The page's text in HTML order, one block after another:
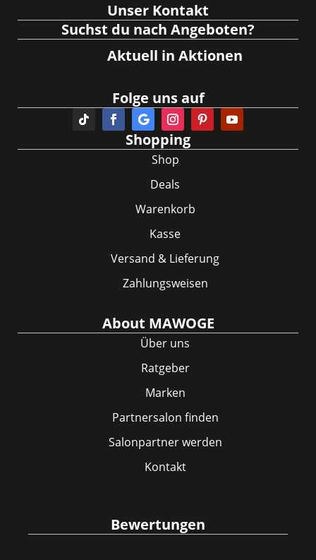
Unser Kontakt
Suchst du nach Angeboten?
Aktuell in Aktionen
Folge uns auf
Shopping
Shop
Deals
Warenkorb
Kasse
Versand & Lieferung
Zahlungsweisen
About MAWOGE
Über uns
Ratgeber
Marken
Partnersalon finden
Salonpartner werden
Kontakt
Bewertungen